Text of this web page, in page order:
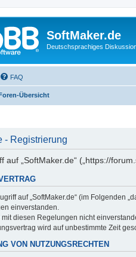
SoftMaker.de
Deutschsprachiges
FAQ
Übersicht
- Registrierung
auf „SoftMaker.de“ („https://
auf „SoftMaker.de“ (im Folgenden
einverstanden.
mit diesen Regelungen nicht
wird auf unbestimmte Zeit
VON NUTZUNGSRECHTEN